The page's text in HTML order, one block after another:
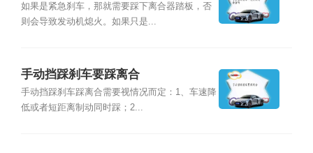
如果是紧急刹车，那就需要踩下离合器踏板，否
则会导致发动机熄火。如果只是...
手动挡踩刹车要踩离合
手动挡踩刹车踩离合需要视情况而定：1、车速降
低或者短距离制动同时踩；2...